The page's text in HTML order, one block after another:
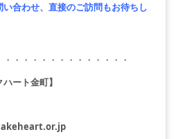
合わせ、直接のご訪問もお待ちし
・・・・・・・・・・・・・
ート金町】